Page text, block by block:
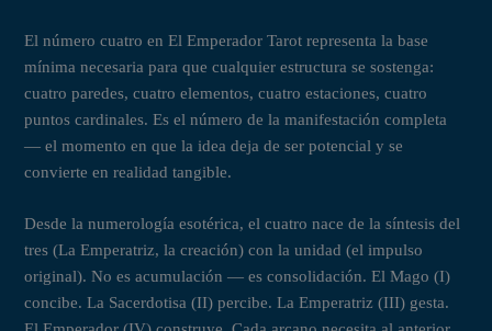
El número cuatro en El Emperador Tarot representa la base
mínima necesaria para que cualquier estructura se sostenga:
cuatro paredes, cuatro elementos, cuatro estaciones, cuatro
puntos cardinales. Es el número de la manifestación completa
— el momento en que la idea deja de ser potencial y se
convierte en realidad tangible.
Desde la numerología esotérica, el cuatro nace de la síntesis del
tres (La Emperatriz, la creación) con la unidad (el impulso
original). No es acumulación — es consolidación. El Mago (I)
concibe. La Sacerdotisa (II) percibe. La Emperatriz (III) gesta.